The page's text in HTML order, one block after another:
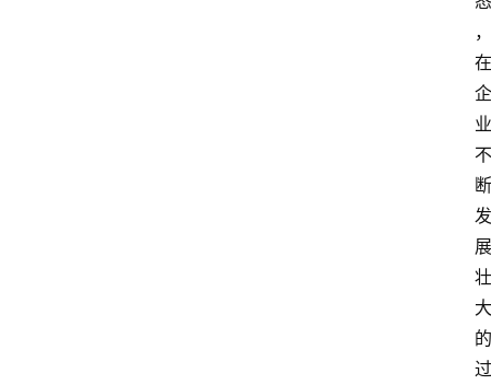
，
在
企
业
不
断
发
展
壮
大
的
过